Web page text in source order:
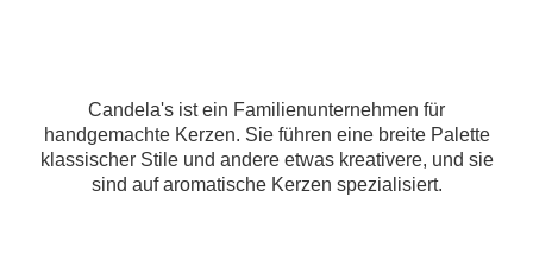
Candela's ist ein Familienunternehmen für
handgemachte Kerzen. Sie führen eine breite Palette
klassischer Stile und andere etwas kreativere, und sie
sind auf aromatische Kerzen spezialisiert.